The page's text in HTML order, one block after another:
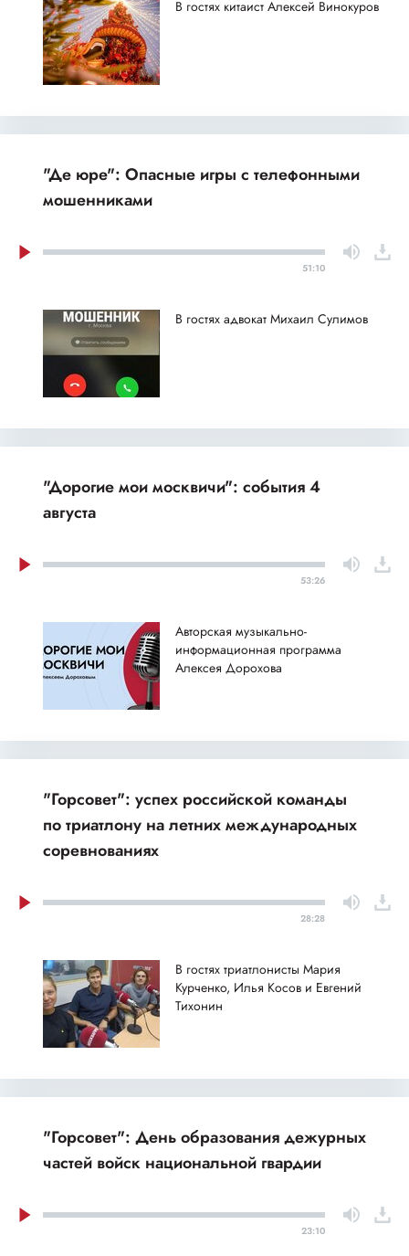
В гостях китаист Алексей Винокуров
"Де юре": Опасные игры с телефонными
мошенниками
51:10
В гостях адвокат Михаил Сулимов
"Дорогие мои москвичи": события 4
августа
53:26
Авторская музыкально-
информационная программа
Алексея Дорохова
"Горсовет": успех российской команды
по триатлону на летних международных
соревнованиях
28:28
В гостях триатлонисты Мария
Курченко, Илья Косов и Евгений
Тихонин
"Горсовет": День образования дежурных
частей войск национальной гвардии
23:10